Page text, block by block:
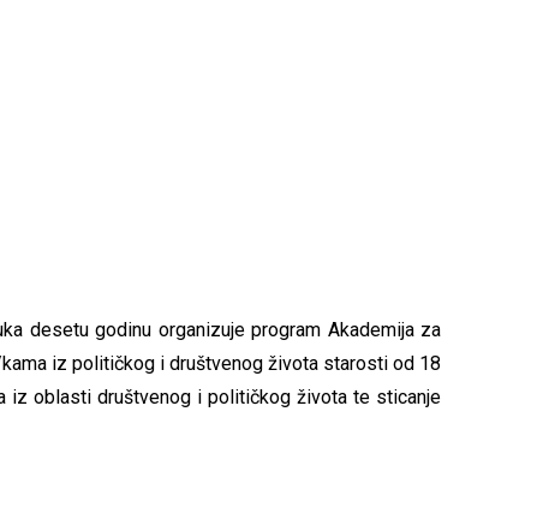
desetu godinu organizuјe program Akademiјa za
kama iz političkog i društvenog života starosti od 18
iz oblasti društvenog i političkog života te sticanje